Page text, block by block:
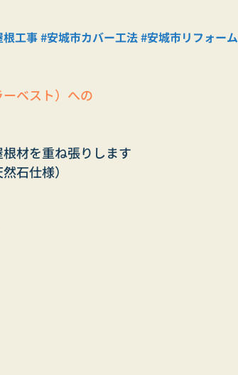
根工事#安城市カバー工法#安城市リフォーム
ベスト）への
材を重ね張りします
石仕様）